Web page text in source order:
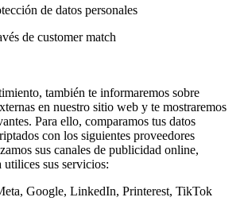
de datos personales
de customer match
también te informaremos sobre
en nuestro sitio web y te mostraremos
Para ello, comparamos tus datos
con los siguientes proveedores
sus canales de publicidad online,
utilices sus servicios:
Google, LinkedIn, Printerest, TikTok